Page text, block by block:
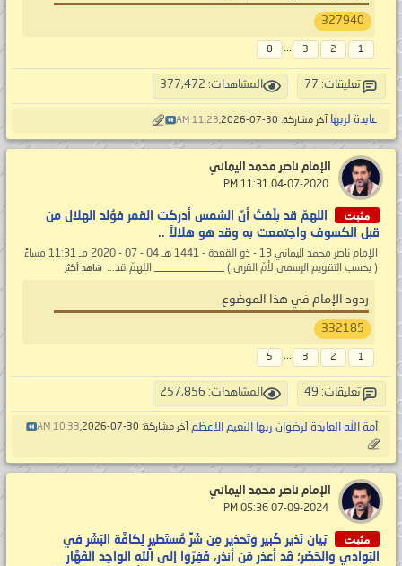
327940
1
2
3
...
8
تعليقات: 77 المشاهدات: 377,472
عابدة لربها آخر مشاركة: 30-07-2026, 11:23 AM
الإمام ناصر محمد اليماني
مثبت
اللهمّ قد بلّغتُ أنّ الشمس أدركت القمر فوُلِد الهلال من
قبل الكسوف واجتمعت به وقد هو هلالاً ..
الإمام ناصر محمد اليماني 13 - ذو القعدة - 1441 هـ 04 - 07 - 2020 مـ 11:31 مساءً
( بحسب التقويم الرسمي لأمّ القرى ) _____________ اللهمّ قد... شاهد أكثر
ردود الإمام في هذا الموضوع
332185
1
2
3
...
5
تعليقات: 49 المشاهدات: 257,856
أمة الله العابدة لرضوان ربها النعيم الاعظم آخر مشاركة: 30-07-2026, 10:33 AM
الإمام ناصر محمد اليماني
مثبت
بَيان نَذير كَبير وتَحذير مِن شَرٍّ مُستَطيرٍ لِكافَّة البَشَر في
البَوادي والحَضَر؛ قَد أعذر مَن أنذر، فَفِرّوا إلى الله الواحِد القَهَّار